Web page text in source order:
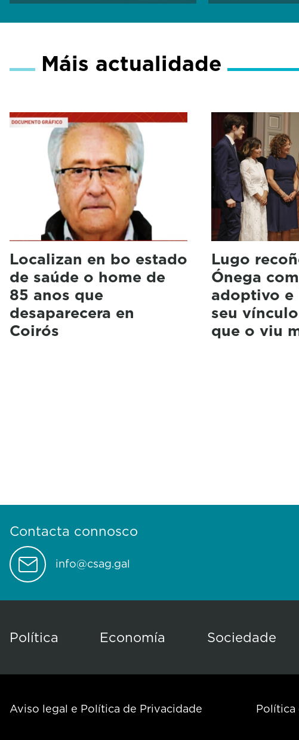
Máis actualidade
Localizan en bo estado
de saúde o home de
85 anos que
desaparecera en
Coirós
Lugo
Ónega
adoptivo e
seu
que o viu
Contacta connosco
info@csag.gal
Política Economía Sociedade
Aviso legal e Política de Privacidade Política